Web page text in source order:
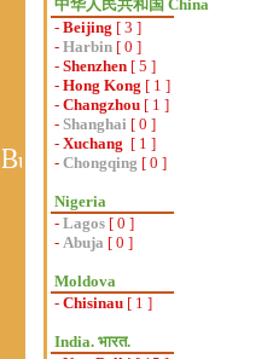
中华人民共和国 China
- Beijing [ 3 ]
- Harbin [ 0 ]
- Shenzhen [ 5 ]
- Hong Kong [ 1 ]
- Changzhou [ 1 ]
- Shanghai [ 0 ]
- Xuchang [ 1 ]
- Chongqing [ 0 ]
Nigeria
- Lagos [ 0 ]
- Abuja [ 0 ]
Moldova
- Chisinau [ 1 ]
India. भारत.